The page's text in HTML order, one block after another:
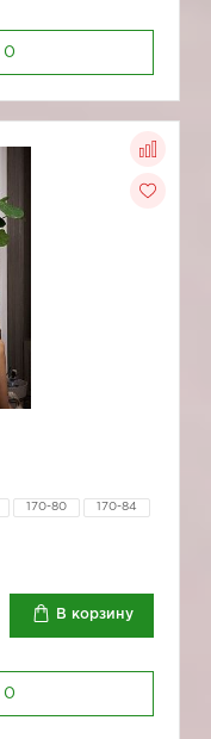
0
170-80 170-84
В корзину
0